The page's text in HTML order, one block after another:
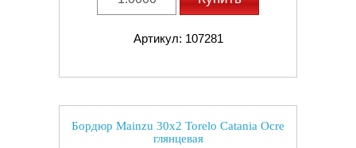
Артикул: 107281
Бордюр Mainzu 30x2 Torelo Catania Ocre
глянцевая